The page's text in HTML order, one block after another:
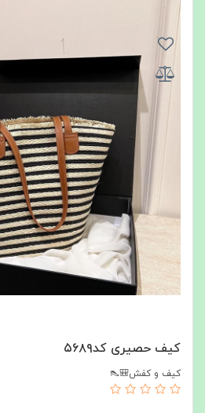
کیف حصیری کد۵۶۸۹
کیف و کفش🎒👠